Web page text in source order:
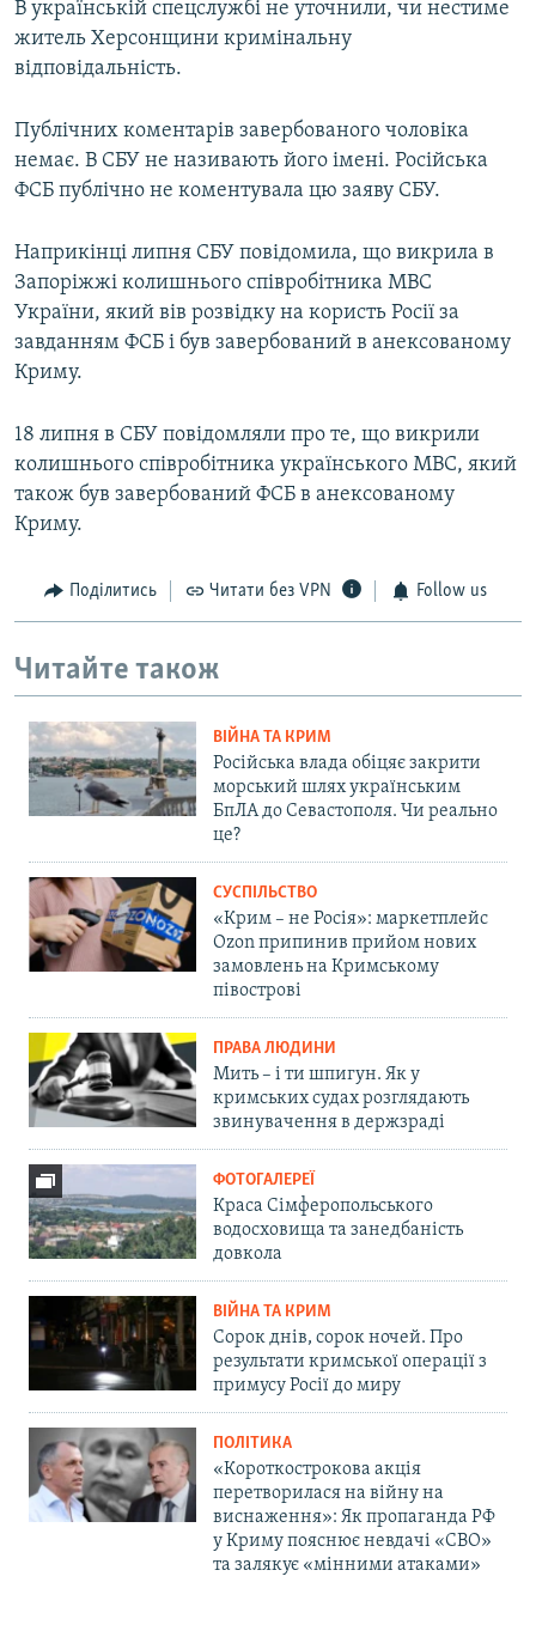
В українській спецслужбі не уточнили, чи нестиме
житель Херсонщини кримінальну
відповідальність.
Публічних коментарів завербованого чоловіка
немає. В СБУ не називають його імені. Російська
ФСБ публічно не коментувала цю заяву СБУ.
Наприкінці липня СБУ повідомила, що викрила в
Запоріжжі колишнього співробітника МВС
України, який вів розвідку на користь Росії за
завданням ФСБ і був завербований в анексованому
Криму.
18 липня в СБУ повідомляли про те, що викрили
колишнього співробітника українського МВС, який
також був завербований ФСБ в анексованому
Криму.
Поділитись Читати без VPN Follow us
Читайте також
ВІЙНА ТА КРИМ
Російська влада обіцяє закрити
морський шлях українським
БпЛА до Севастополя. Чи реально
це?
СУСПІЛЬСТВО
«Крим – не Росія»: маркетплейс
Ozon припинив прийом нових
замовлень на Кримському
півострові
ПРАВА ЛЮДИНИ
Мить – і ти шпигун. Як у
кримських судах розглядають
звинувачення в держзраді
ФОТОГАЛЕРЕЇ
Краса Сімферопольського
водосховища та занедбаність
довкола
ВІЙНА ТА КРИМ
Сорок днів, сорок ночей. Про
результати кримської операції з
примусу Росії до миру
ПОЛІТИКА
«Короткострокова акція
перетворилася на війну на
виснаження»: Як пропаганда РФ
у Криму пояснює невдачі «СВО»
та залякує «мінними атаками»